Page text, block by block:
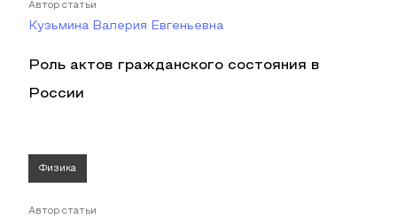
Автор статьи
Кузьмина Валерия Евгеньевна
Роль актов гражданского состояния в
России
Физика
Автор статьи